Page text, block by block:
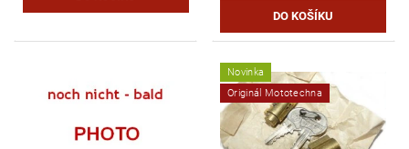
Novinka
Originál Mototechna